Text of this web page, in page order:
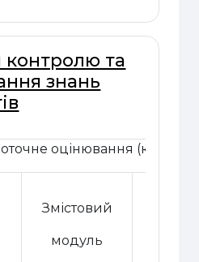
та
знань
оцінювання
Змістовий
модуль